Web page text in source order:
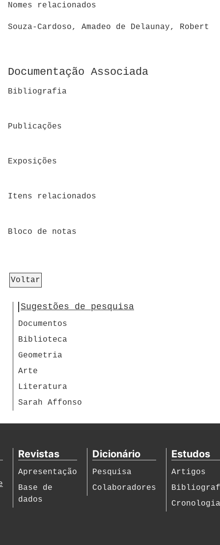
Nomes relacionados
Souza-Cardoso, Amadeo de Delaunay, Robert
Documentação Associada
Bibliografia
Publicações
Exposições
Itens relacionados
Bloco de notas
Voltar
Sugestões de pesquisa
Documentos
Biblioteca
Geometria
Arte
Literatura
Sarah Affonso
Revistas
Apresentação
Base de
dados
Dicionário
Pesquisa
Colaboradores
Estudos
Artigos